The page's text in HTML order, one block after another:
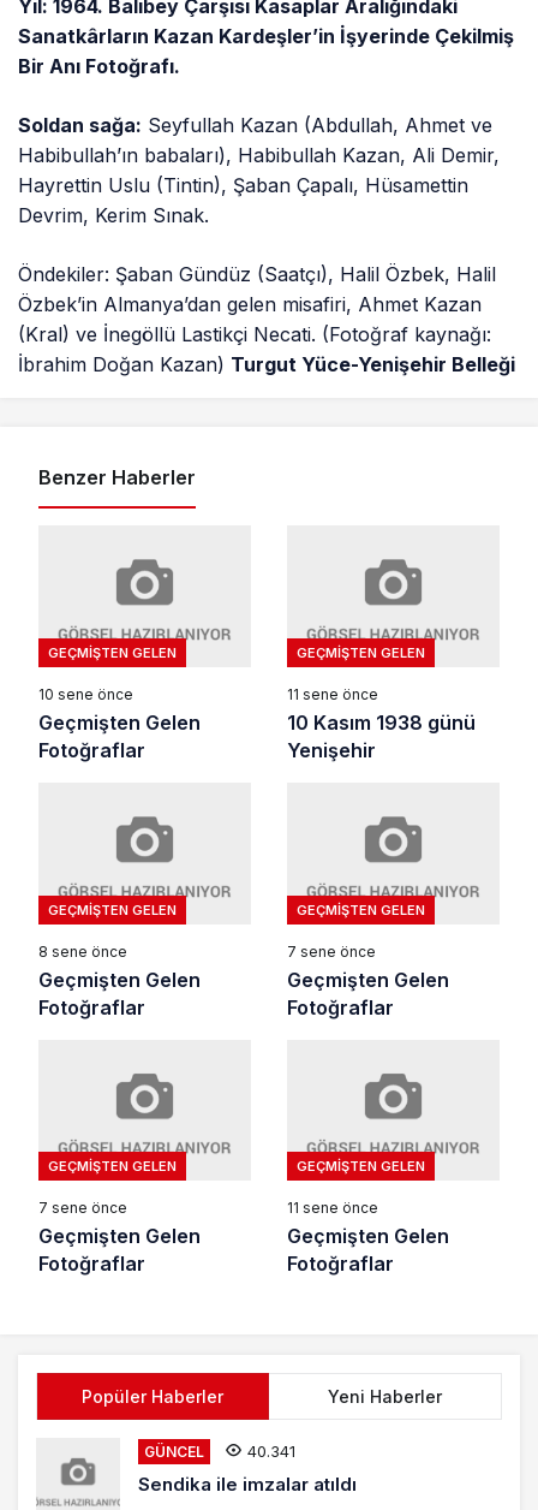
Yıl: 1964. Balıbey Çarşısı Kasaplar Aralığındaki
Sanatkârların Kazan Kardeşler’in İşyerinde Çekilmiş
Bir Anı Fotoğrafı.
Soldan sağa: Seyfullah Kazan (Abdullah, Ahmet ve
Habibullah’ın babaları), Habibullah Kazan, Ali Demir,
Hayrettin Uslu (Tintin), Şaban Çapalı, Hüsamettin
Devrim, Kerim Sınak.
Öndekiler: Şaban Gündüz (Saatçı), Halil Özbek, Halil
Özbek’in Almanya’dan gelen misafiri, Ahmet Kazan
(Kral) ve İnegöllü Lastikçi Necati. (Fotoğraf kaynağı:
İbrahim Doğan Kazan) Turgut Yüce-Yenişehir Belleği
Benzer Haberler
GEÇMIŞTEN GELEN
10 sene önce
Geçmişten Gelen
Fotoğraflar
GEÇMIŞTEN GELEN
11 sene önce
10 Kasım 1938 günü
Yenişehir
GEÇMIŞTEN GELEN
8 sene önce
Geçmişten Gelen
Fotoğraflar
GEÇMIŞTEN GELEN
7 sene önce
Geçmişten Gelen
Fotoğraflar
GEÇMIŞTEN GELEN
7 sene önce
Geçmişten Gelen
Fotoğraflar
GEÇMIŞTEN GELEN
11 sene önce
Geçmişten Gelen
Fotoğraflar
Popüler Haberler Yeni Haberler
GÜNCEL 40.341
Sendika ile imzalar atıldı